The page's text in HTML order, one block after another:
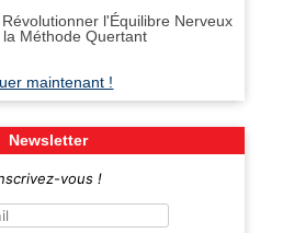
maintenant !
Newsletter
vous !